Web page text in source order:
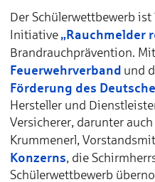
Der Schülerwettbewerb ist
Initiative„Rauchmelder
Brandrauchprävention.
Feuerwehrverband und
Förderung des
Hersteller und
Versicherer, darunter
Krummenerl,
Konzerns, die
Schülerwettbewerb